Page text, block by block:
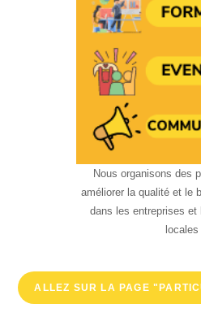
Nous organisons des
améliorer la qualité et le
dans les entreprises
locales
ALLEZ SUR LA PAGE